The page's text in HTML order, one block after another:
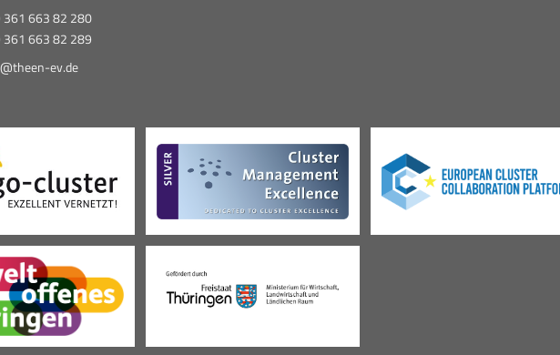
361 663 82 280
361 663 82 289
ev.de